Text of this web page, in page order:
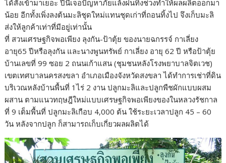
ได้สั่งเข้ามาเยอะ ปีนี้เจอปัญหาภัยแล้งฝนทิ้งช่วงทำให้ผลผลิตออกมา
น้อย อีกทั้งเพิ่งลงต้นมะลิชุดใหม่แทนชุดเก่าที่ถอนทิ้งไป จึงเก็บมะลิ
ส่งให้ลูกค้าเท่าที่มีอยู่เท่านั้น
ที่ สวนเศรษฐกิจพอเพียง ลุงกัน-ป้าตุ้ย ของนายฉกรรจ์ กาเลี่ยง
อายุ65 ปีหรือลุงกัน และนางพูนทรัพย์ กาเลี่ยง อายุ 62 ปี หรือป้าตุ้ย
บ้านเลขที่ 99 ซอย 2 ถนนเก้าแสน (ชุมชนหลังโรงพยาบาลจิตเวช)
เขตเทศบาลนครสงขลา อำเภอเมืองจังหวัดสงขลา ได้ทำการเช่าที่ดิน
บริเวณหลังบ้านพื้นที่ 1ไร่ 2 งาน ปลูกมะลิและปลูกพืชผักแบบผสม
ผสาน ตามแนวทฤษฎีใหม่แบบเศรษฐกิจพอเพียงของในหลวงรัชกาล
ที่ 9 เต็มพื้นที่ ปลูกมะลิเกือบ 4,000 ต้น ใช้ระยะเวลาปลูก 45 – 60
วัน หลังจากปลูก ก็สามารถเก็บเกี่ยวผลผลิตได้